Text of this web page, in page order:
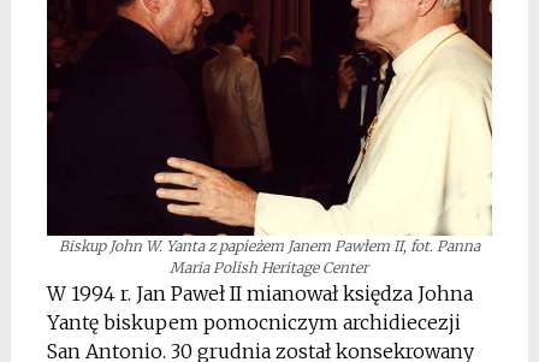
Biskup John W. Yanta z papieżem Janem Pawłem II, fot. Panna
Maria Polish Heritage Center
W 1994 r. Jan Paweł II mianował księdza Johna
Yantę biskupem pomocniczym archidiecezji
San Antonio. 30 grudnia został konsekrowany